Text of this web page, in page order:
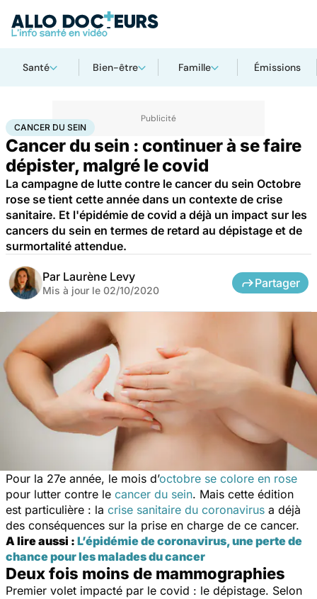
Santé Bien-être Famille Émissions
AccueilSanté Maladies Cancer du sein
CANCER DU SEIN
Cancer du sein : continuer à se faire
dépister, malgré le covid
La campagne de lutte contre le cancer du sein Octobre
rose se tient cette année dans un contexte de crise
sanitaire. Et l'épidémie de covid a déjà un impact sur les
cancers du sein en termes de retard au dépistage et de
surmortalité attendue.
Par Laurène Levy
Mis à jour le 02/10/2020
Partager
Pour la 27e année, le mois d’octobre se colore en rose
pour lutter contre le cancer du sein. Mais cette édition
est particulière : la crise sanitaire du coronavirus a déjà
des conséquences sur la prise en charge de ce cancer.
A lire aussi : L’épidémie de coronavirus, une perte de
chance pour les malades du cancer
Deux fois moins de mammographies
Premier volet impacté par le covid : le dépistage. Selon